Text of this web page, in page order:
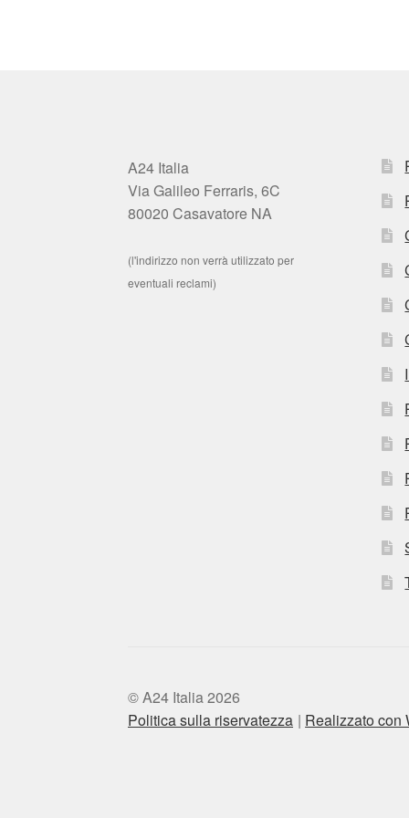
A24 Italia
Via Galileo Ferraris, 6C
80020 Casavatore NA
(l'indirizzo non verrà utilizzato per
eventuali reclami)
© A24 Italia 2026
Politica sulla riservatezza
Realizzato con